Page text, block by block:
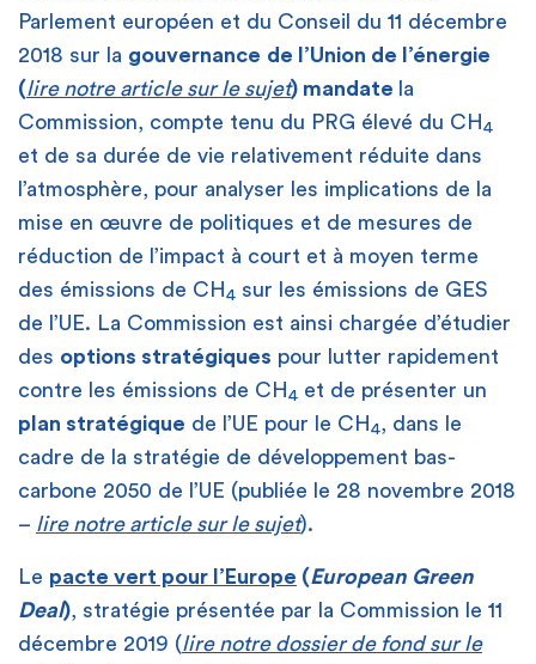
Parlement européen et du Conseil du 11 décembre
2018 sur la gouvernance de l’Union de l’énergie
(lire notre article sur le sujet) mandate la
Commission, compte tenu du PRG élevé du CH 4
et de sa durée de vie relativement réduite dans
l’atmosphère, pour analyser les implications de la
mise en œuvre de politiques et de mesures de
réduction de l’impact à court et à moyen terme
des émissions de CH 4 sur les émissions de GES
de l’UE. La Commission est ainsi chargée d’étudier
des options stratégiques pour lutter rapidement
contre les émissions de CH 4 et de présenter un
plan stratégique de l’UE pour le CH 4, dans le
cadre de la stratégie de développement bas-
carbone 2050 de l’UE (publiée le 28 novembre 2018
– lire notre article sur le sujet).
Le pacte vert pour l’Europe (European Green
Deal), stratégie présentée par la Commission le 11
décembre 2019 (lire notre dossier de fond sur le